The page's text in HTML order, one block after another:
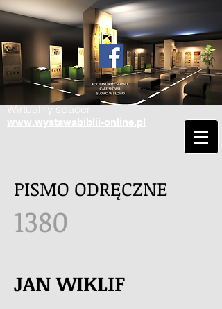
Wirtualny spacer
www.wystawabiblii-online.pl
PISMO ODRĘCZNE
1380
JAN WIKLIF